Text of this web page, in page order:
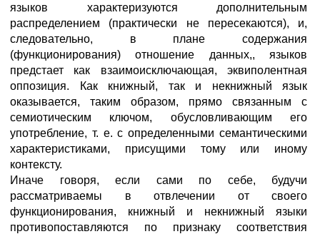
языков характеризуются дополнительным
распределением (практически не пересекаются), и,
следовательно, в плане содержания
(функционирования) отношение данных,, языков
предстает как взаимоисключающая, эквиполентная
оппозиция. Как книжный, так и некнижный язык
оказывается, таким образом, прямо связанным с
семиотическим ключом, обусловливающим его
употребление, т. е. с определенными семантическими
характеристиками, присущими тому или иному
контексту.
Иначе говоря, если сами по себе, будучи
рассматриваемы в отвлечении от своего
функционирования, книжный и некнижный языки
противопоставляются по признаку соответствия